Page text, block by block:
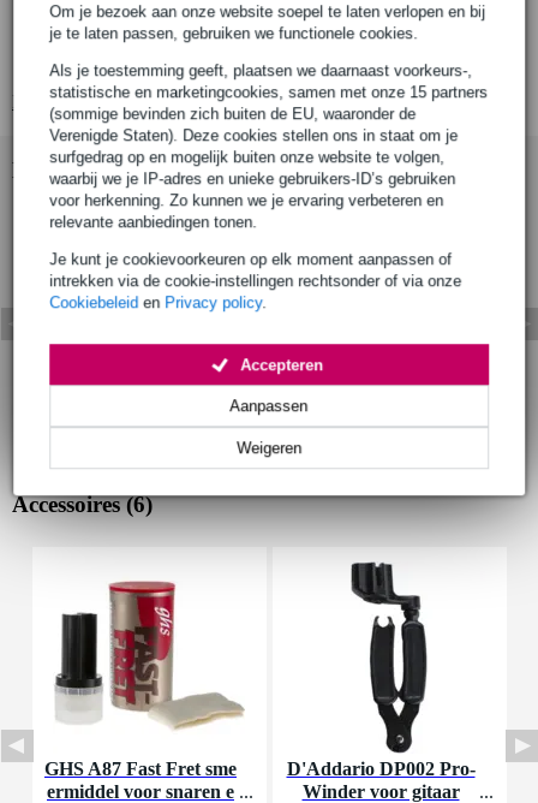
Om je bezoek aan onze website soepel te laten verlopen en bij
je te laten passen, gebruiken we functionele cookies.
Als je toestemming geeft, plaatsen we daarnaast voorkeurs-,
statistische en marketingcookies, samen met onze 15 partners
(sommige bevinden zich buiten de EU, waaronder de
Verenigde Staten). Deze cookies stellen ons in staat om je
surfgedrag op en mogelijk buiten onze website te volgen,
waarbij we je IP-adres en unieke gebruikers-ID’s gebruiken
voor herkenning. Zo kunnen we je ervaring verbeteren en
relevante aanbiedingen tonen.
Je kunt je cookievoorkeuren op elk moment aanpassen of
intrekken via de cookie-instellingen rechtsonder of via onze
Cookiebeleid en Privacy policy.
Weigeren
Aanpassen
Accepteren
geoptimaliseerd voor gitaren met een mensuur van 25.5 inch
(648mm)
geschikt voor elektrische gitaar
Bekijk alle productspecificaties
Bekijk ook eens (12)
Accessoires (6)
GHS A87 Fast Fret sme
ermiddel voor snaren e
D'Addario DP002 Pro-
Winder voor gitaar